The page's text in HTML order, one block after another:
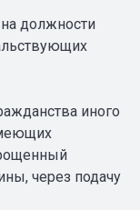
должности
иного
через подачу